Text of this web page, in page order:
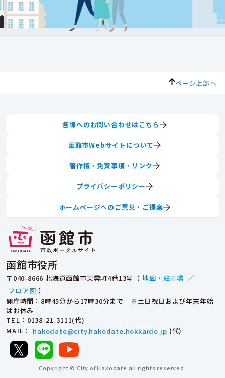
ページ上部へ
函館市役所
〒040-8666 北海道函館市東雲町4番13号（ 地図・駐車場 ／
フロア図 ）
開庁時間：8時45分から17時30分まで ※土日祝日および年末年始
はお休み
TEL ：0138-21-3111(代)
MAIL ： hakodate@city.hakodate.hokkaido.jp (代)
各課へのお問い合わせはこちら
函館市Webサイトについて
著作権・免責事項・リンク
プライバシーポリシー
ホームページへのご意見・ご提案
Copyright © City of Hakodate all rights reserved.